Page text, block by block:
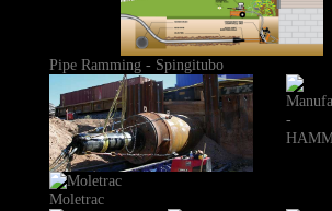
Pipe Ramming - Spingitubo
Moletrac